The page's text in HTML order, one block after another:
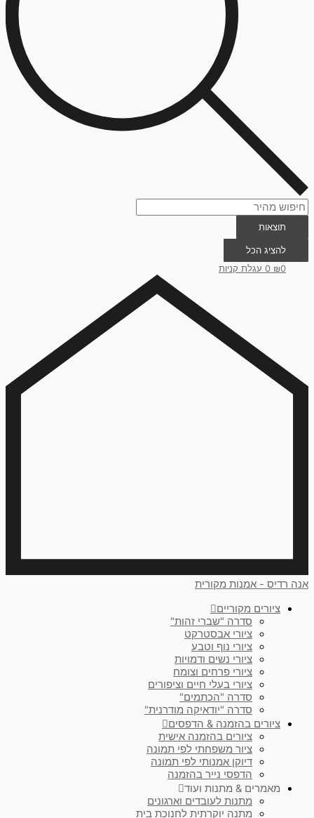
תוצאות
להציג הכל
₪0
0 עגלת קניות
אנה רדיס - אמנות מקורית
ציורים מקוריים
סדרה "שברי זהות"
ציורי אבסטרקט
ציורי נוף וטבע
ציורי נשים ודמויות
ציורי פרחים וצומח
ציורי בעלי חיים וציפורים
סדרה "הכתמים"
סדרה "יודאיקה מודרנית"
ציורים בהזמנה & הדפסים
ציורים בהזמנה אישית
ציור משפחתי לפי תמונה
דיוקן אמנותי לפי תמונה
הדפסי נייר בהזמנה
מאמרים & מתנות ועוד
מתנות לעובדים וארגונים
מתנה יוקרתית לחנוכת בית